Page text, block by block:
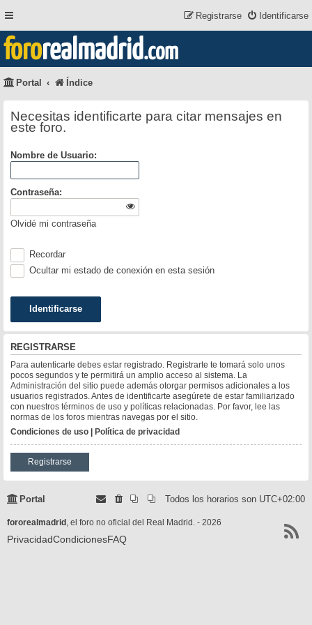
Identificarse
Registrarse
fororealmadrid.com
Portal Índice
Necesitas identificarte para citar mensajes en
este foro.
Nombre de Usuario:
Contraseña:
Olvidé mi contraseña
Recordar
Ocultar mi estado de conexión en esta sesión
REGISTRARSE
Para autenticarte debes estar registrado. Registrarte te tomará solo unos
pocos segundos y te permitirá un amplio acceso al sistema. La
Administración del sitio puede además otorgar permisos adicionales a los
usuarios registrados. Antes de identificarte asegúrete de estar familiarizado
con nuestros términos de uso y políticas relacionadas. Por favor, lee las
normas de los foros mientras navegas por el sitio.
Condiciones de uso | Política de privacidad
Registrarse
Portal Todos los horarios son UTC+02:00
fororealmadrid , el foro no oficial del Real Madrid. - 2026
PrivacidadCondicionesFAQ